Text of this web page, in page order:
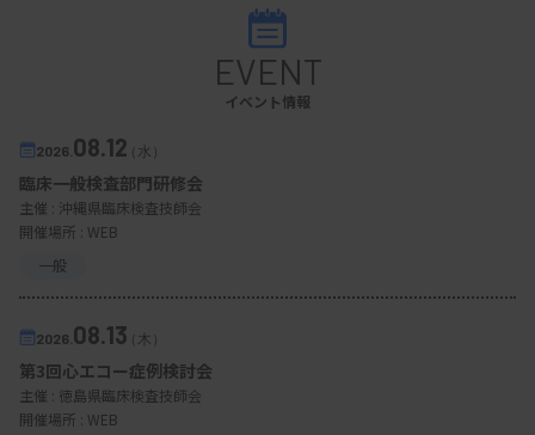
EVENT
イベント情報
2026. 08.12（水）
臨床一般検査部門研修会
主催 : 沖縄県臨床検査技師会
開催場所 : WEB
一般
2026. 08.13（木）
第3回心エコー症例検討会
主催 : 徳島県臨床検査技師会
開催場所 : WEB